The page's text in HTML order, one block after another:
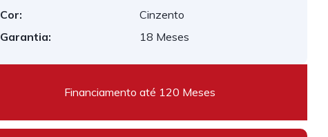
Cor:
Cinzento
Garantia:
18 Meses
Financiamento até 120 Meses